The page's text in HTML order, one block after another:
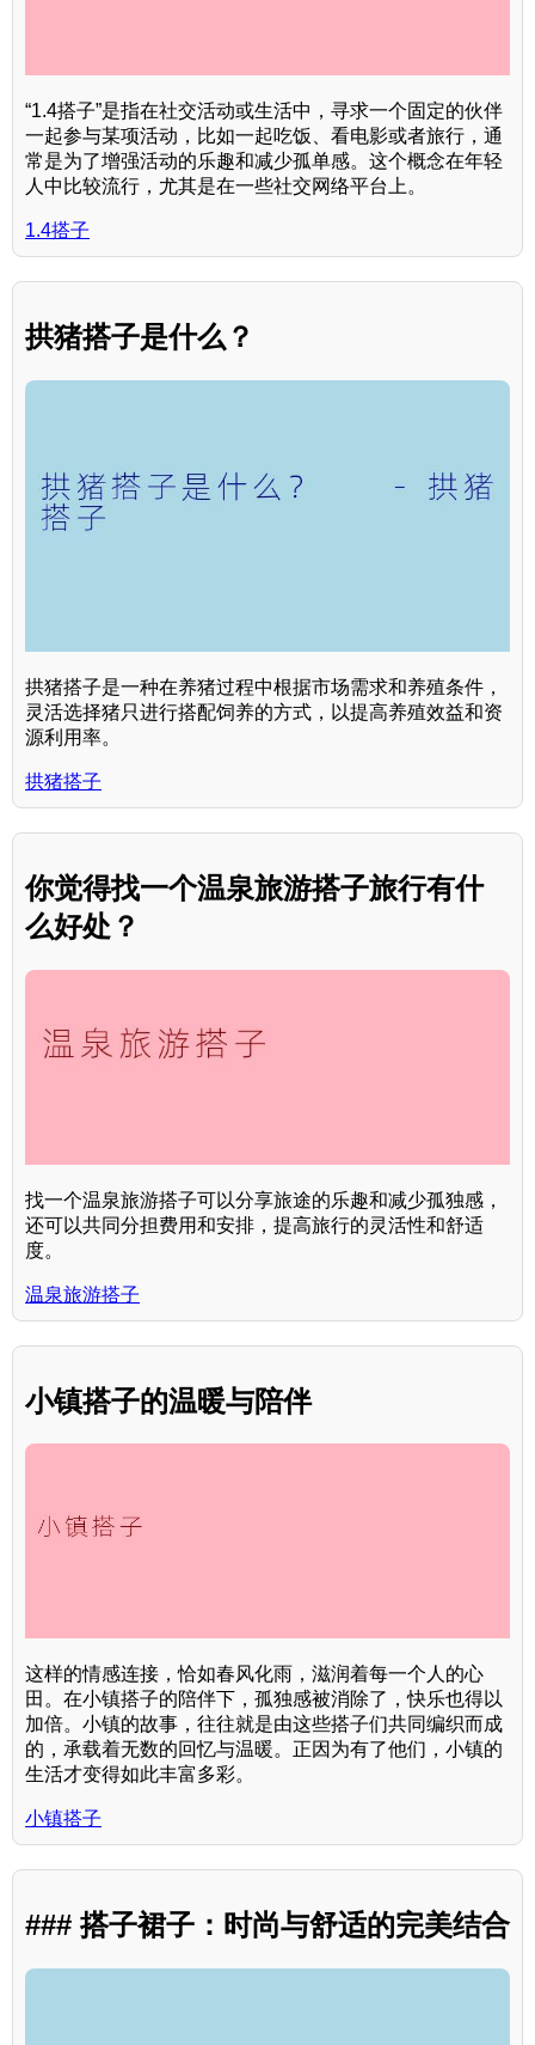
“1.4搭子”是指在社交活动或生活中，寻求一个固定的伙伴
一起参与某项活动，比如一起吃饭、看电影或者旅行，通
常是为了增强活动的乐趣和减少孤单感。这个概念在年轻
人中比较流行，尤其是在一些社交网络平台上。
1.4搭子
拱猪搭子是什么？
拱猪搭子是一种在养猪过程中根据市场需求和养殖条件，
灵活选择猪只进行搭配饲养的方式，以提高养殖效益和资
源利用率。
拱猪搭子
你觉得找一个温泉旅游搭子旅行有什
么好处？
找一个温泉旅游搭子可以分享旅途的乐趣和减少孤独感，
还可以共同分担费用和安排，提高旅行的灵活性和舒适
度。
温泉旅游搭子
小镇搭子的温暖与陪伴
这样的情感连接，恰如春风化雨，滋润着每一个人的心
田。在小镇搭子的陪伴下，孤独感被消除了，快乐也得以
加倍。小镇的故事，往往就是由这些搭子们共同编织而成
的，承载着无数的回忆与温暖。正因为有了他们，小镇的
生活才变得如此丰富多彩。
小镇搭子
### 搭子裙子：时尚与舒适的完美结合